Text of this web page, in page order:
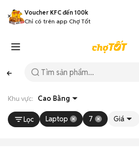
Voucher KFC đến 100k
Chỉ có trên app Chợ Tốt
Khu vực: Cao Bằng
Lọc Laptop 7 Giá